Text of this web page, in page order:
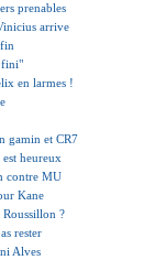
prenables
arrive
fini"
en larmes !
gamin et CR7
heureux
contre MU
Kane
?
rester
Alves